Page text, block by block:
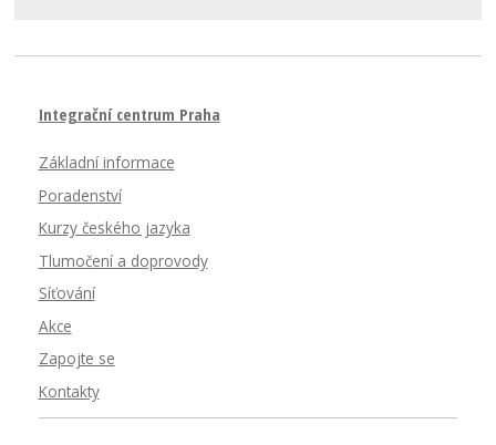
Integrační centrum Praha
Základní informace
Poradenství
Kurzy českého jazyka
Tlumočení a doprovody
Síťování
Akce
Zapojte se
Kontakty